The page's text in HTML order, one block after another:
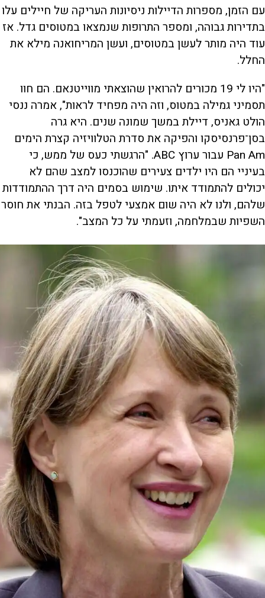
עם הזמן, מספרות הדיילות ניסיונות העריקה של חיילים עלו
בתדירות גבוהה, ומספר התרופות שנמצאו במטוסים גדל. אז
עוד היה מותר לעשן במטוסים, ועשן המריחואנה מילא את
החלל.
"היו לי 19 מכורים להרואין שהוצאתי מווייטנאם. הם חוו
תסמיני גמילה במטוס, וזה היה מפחיד לראות", אמרה ננסי
הולט גאניס, דיילת במשך שמונה שנים. היא גרה
בסן־פרנסיסקו והפיקה את סדרת הטלוויזיה קצרת הימים
Pan Am עבור ערוץ ABC. "הרגשתי כעס של ממש, כי
בעיניי הם היו ילדים צעירים שהוכנסו למצב שהם לא
יכולים להתמודד איתו. שימוש בסמים היה דרך ההתמודדות
שלהם, ולנו לא היה שום אמצעי לטפל בזה. הבנתי את חוסר
השפיות שבמלחמה, וזעמתי על כל המצב".